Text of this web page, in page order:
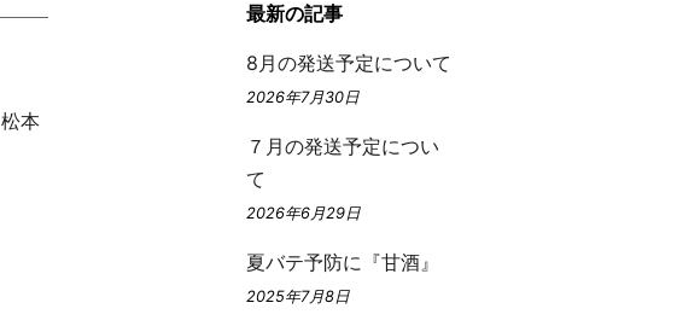
松本
最新の記事
8月の発送予定について
2026年7月30日
７月の発送予定につい
て
2026年6月29日
夏バテ予防に『甘酒』
2025年7月8日